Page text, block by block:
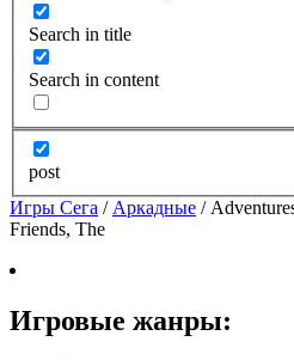
Search in title
Search in content
post
Игры Сега / Аркадные /
Friends, The
Игровые жанры: